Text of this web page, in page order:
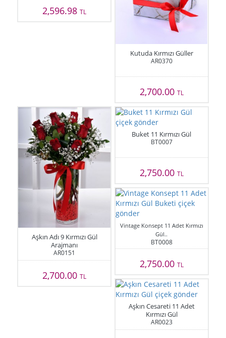
2,596.98TL
Kutuda Kırmızı Güller
AR0370
2,700.00 TL
Aşkın Adı 9 Kırmızı Gül
Arajmanı
AR0151
2,700.00TL
Buket 11 Kırmızı Gül
BT0007
2,750.00 TL
Vintage Konsept 11 Adet Kırmızı
Gül..
BT0008
2,750.00 TL
Aşkın Cesareti 11 Adet
Kırmızı Gül
AR0023